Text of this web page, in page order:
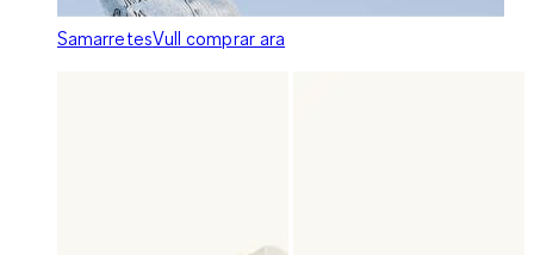
SamarretesVull comprar ara